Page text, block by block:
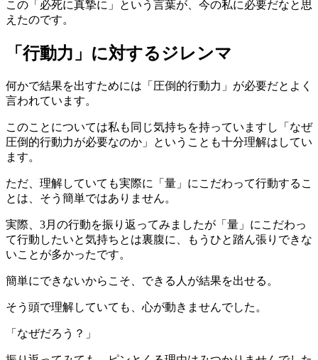
この「必死に真摯に」という言葉が、今の私に必要だなと思
えたのです。
「行動力」に対するジレンマ
何かで結果を出すためには「圧倒的行動力」が必要だとよく
言われています。
このことについては私も同じ気持ちを持っていますし「なぜ
圧倒的行動力が必要なのか」ということも十分理解はしてい
ます。
ただ、理解していても実際に「量」にこだわって行動するこ
とは、そう簡単ではありません。
実際、3月の行動を振り返ってみましたが「量」にこだわっ
て行動したいと気持ちとは裏腹に、もうひと踏ん張りできな
いことが多かったです。
簡単にできないからこそ、できる人が結果を出せる。
そう頭で理解していても、心が動きませんでした。
「なぜだろう？」